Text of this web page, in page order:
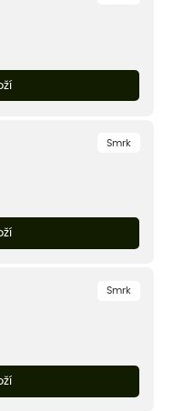
Smrk
Smrk